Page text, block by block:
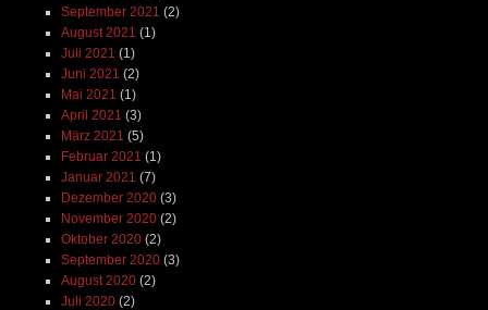
September 2021 (2)
August 2021 (1)
Juli 2021 (1)
Juni 2021 (2)
Mai 2021 (1)
April 2021 (3)
März 2021 (5)
Februar 2021 (1)
Januar 2021 (7)
Dezember 2020(3)
November 2020(2)
Oktober 2020(2)
September 2020(3)
August 2020(2)
Juli 2020(2)